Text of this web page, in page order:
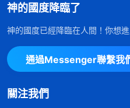
能享受一天是一天，何必
麽辛苦呢。信神後我還是
難做的視頻我就推給江心
來姊妹手裏的活兒積壓，
考慮姊妹的難處和教會的
神的國度降臨了
神的國度已經降臨在人間！你想
通過Messenger聯繫我
關注我們